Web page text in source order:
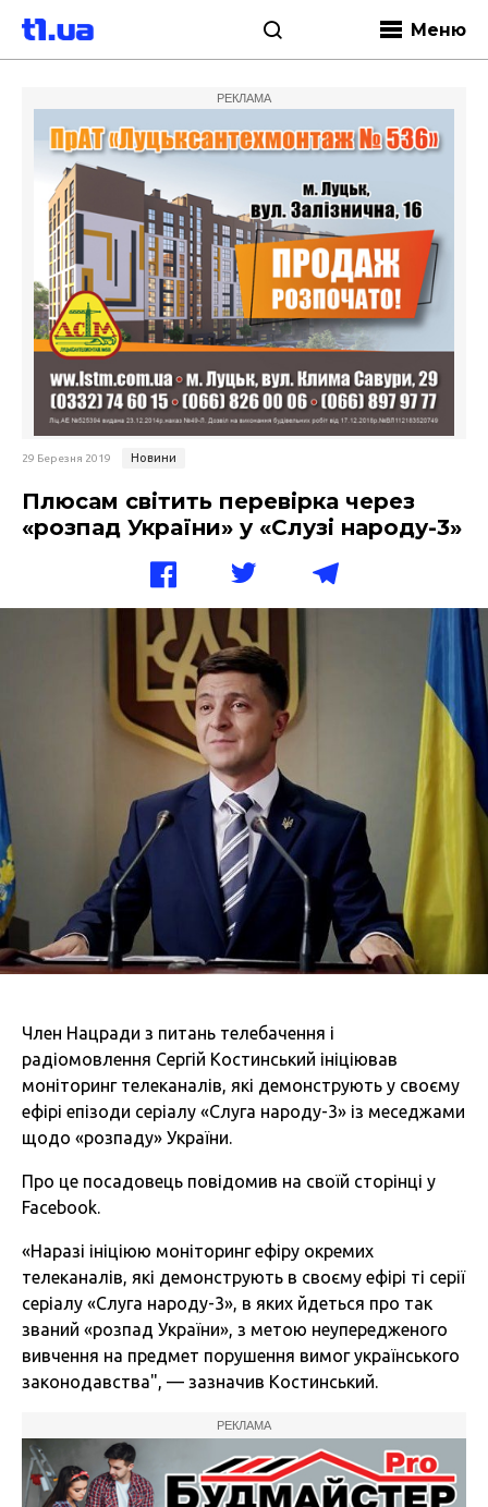
Меню
РЕКЛАМА
29 Березня 2019 Новини
Плюсам світить перевірка через
«розпад України» у «Слузі народу-3»
Член Нацради з питань телебачення і
радіомовлення Сергій Костинський ініціював
моніторинг телеканалів, які демонструють у своєму
ефірі епізоди серіалу «Слуга народу-3» із меседжами
щодо «розпаду» України.
Про це посадовець повідомив на своїй сторінці у
Facebook.
«Наразі ініціюю моніторинг ефіру окремих
телеканалів, які демонструють в своєму ефірі ті серії
серіалу «Слуга народу-3», в яких йдеться про так
званий «розпад України», з метою неупередженого
вивчення на предмет порушення вимог українського
законодавства", — зазначив Костинський.
РЕКЛАМА